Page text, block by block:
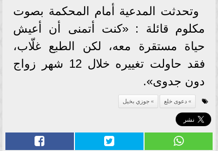
وتحدثت المدعية أمام المحكمة بصوت
مكلوم قائلة : «كنت أتمنى أن أعيش
حياة مستقرة معه، لكن الطبع غلّاب،
فقد حاولت تغييره خلال 12 شهر زواج
دون جدوى».
دعوى خلع جوزي بخيل